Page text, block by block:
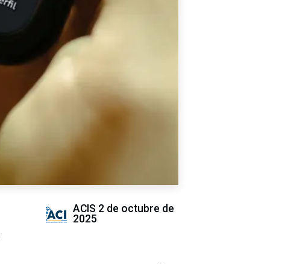
ACIS 2 de octubre de
2025